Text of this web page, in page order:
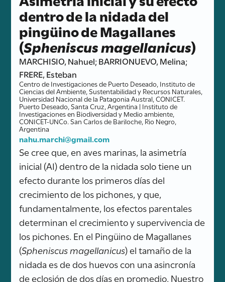
dentro de la nidada del
pingüino de Magallanes
(Spheniscus magellanicus)
MARCHISIO, Nahuel; BARRIONUEVO, Melina;
FRERE, Esteban
Centro de Investigaciones de Puerto Deseado, Instituto de
Ciencias del Ambiente, Sustentabilidad y Recursos Naturales,
Universidad Nacional de la Patagonia Austral, CONICET.
Puerto Deseado, Santa Cruz, Argentina | Instituto de
Investigaciones en Biodiversidad y Medio ambiente,
CONICET-UNCo. San Carlos de Bariloche, Rio Negro,
Argentina
nahu.marchi@gmail.com
Se cree que, en aves marinas, la asimetría
inicial (AI) dentro de la nidada solo tiene un
efecto durante los primeros días del
crecimiento de los pichones, y que,
fundamentalmente, los efectos parentales
determinan el crecimiento y supervivencia de
los pichones. En el Pingüino de Magallanes
(Spheniscus magellanicus) el tamaño de la
nidada es de dos huevos con una asincronía
de eclosión de dos días en promedio. Nuestro